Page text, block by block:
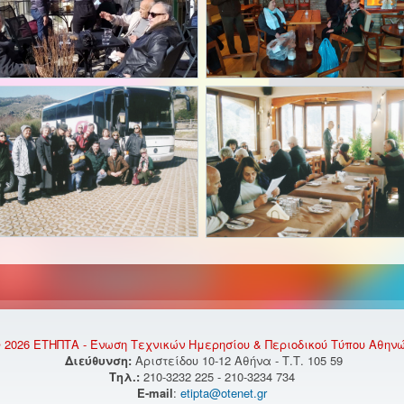
ΕΤΗΠΤΑ - Ένωση Τεχνικών Ημερησίου & Περιοδικού Τύπου
Διεύθυνση: Αριστείδου 10-12 Αθήνα - Τ.Τ. 105 59
Τηλ.: 210-3232 225 - 210-3234 734
E-mail: etipta@otenet.gr